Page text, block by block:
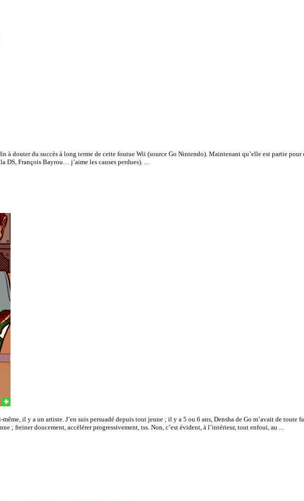
à douter du succès à long terme de cette foutue Wii (source Go Nintendo). Maintenant qu’elle est partie
DS, François Bayrou… j’aime les causes perdues). ...
il y a un artiste. J’en suis persuadé depuis tout jeune ; il y a 5 ou 6 ans, Densha de Go m’avait de toute
; freiner doucement, accélérer progressivement, tss. Non, c’est évident, à l’intérieur, tout enfoui, au ...